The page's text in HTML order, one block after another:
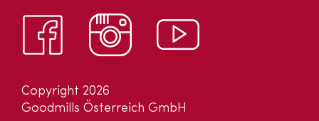
Copyright 2026
Goodmills Österreich GmbH